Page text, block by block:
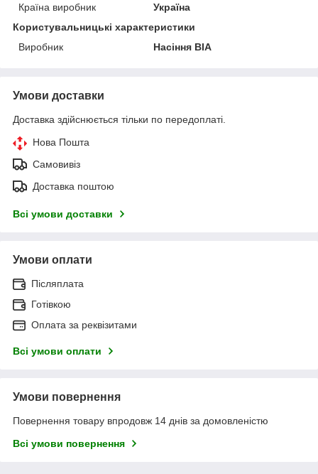
Країна виробник
Україна
Користувальницькі характеристики
Виробник
Насіння ВІА
Умови доставки
Доставка здійснюється тільки по передоплаті.
Нова Пошта
Самовивіз
Доставка поштою
Всі умови доставки
Умови оплати
Післяплата
Готівкою
Оплата за реквізитами
Всі умови оплати
Умови повернення
Повернення товару впродовж 14 днів за домовленістю
Всі умови повернення